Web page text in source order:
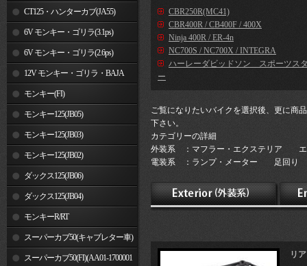
CT125・ハンターカブ(JA55)
6V モンキー・ゴリラ(3.1ps)
6V モンキー・ゴリラ(2.6ps)
12V モンキー・ゴリラ・BAJA
モンキー(FI)
モンキー125(JB05)
モンキー125(JB03)
モンキー125(JB02)
ダックス125(JB06)
ダックス125(JB04)
モンキーR/RT
スーパーカブ50(キャブレター車)
スーパーカブ50(FI)(AA01-1700001
CBR250R(MC41)
CBR400R / CB400F / 400X
Ninja 400R / ER-4n
NC700S / NC700X / INTEGRA
ハーレーダビッドソン スポーツス
ー
ご覧になりたいバイクを選択後、更に商
下さい。
カテゴリーの詳細
外装系 ：マフラー・エクステリア エ
電装系 ：ランプ・メーター 足回り
リ